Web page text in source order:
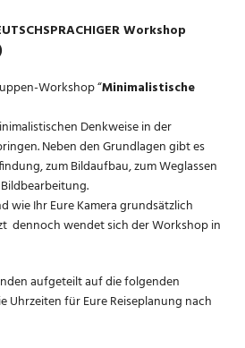
Workshop
Workshop “Minimalistische
Denkweise in der
Neben den Grundlagen gibt es
zum Bildaufbau, zum Weglassen
wie Ihr Eure Kamera grundsätzlich
dennoch wendet sich der Workshop in
aufgeteilt auf die folgenden
Uhrzeiten für Eure Reiseplanung nach